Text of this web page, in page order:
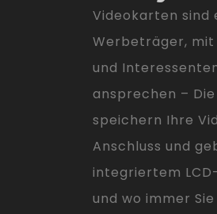
Videokarten sind
Werbeträger, mit
und
ansprechen –
speichern Ihre
Anschluss und
integriertem
und wo immer